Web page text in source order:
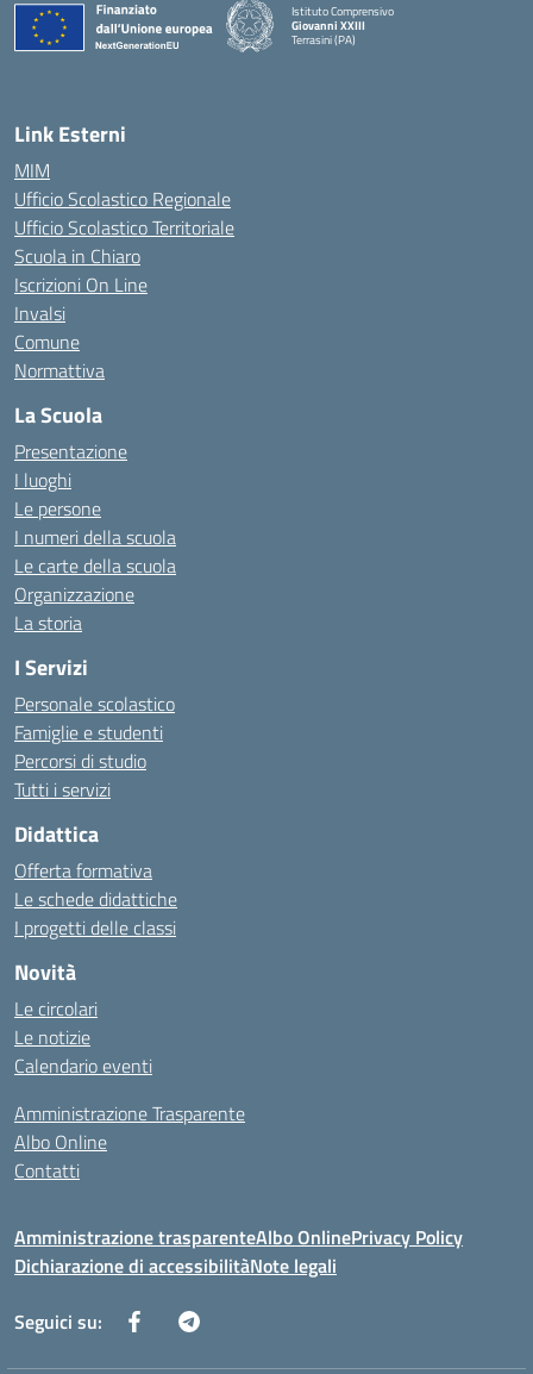
Istituto Comprensivo
Giovanni XXIII
Terrasini (PA)
Link Esterni
MIM
Ufficio Scolastico Regionale
Ufficio Scolastico Territoriale
Scuola in Chiaro
Iscrizioni On Line
Invalsi
Comune
Normattiva
La Scuola
Presentazione
I luoghi
Le persone
I numeri della scuola
Le carte della scuola
Organizzazione
La storia
I Servizi
Personale scolastico
Famiglie e studenti
Percorsi di studio
Tutti i servizi
Didattica
Offerta formativa
Le schede didattiche
I progetti delle classi
Novità
Le circolari
Le notizie
Calendario eventi
Amministrazione Trasparente
Albo Online
Contatti
Amministrazione trasparenteAlbo OnlinePrivacy Policy
Dichiarazione di accessibilitàNote legali
Seguici su: